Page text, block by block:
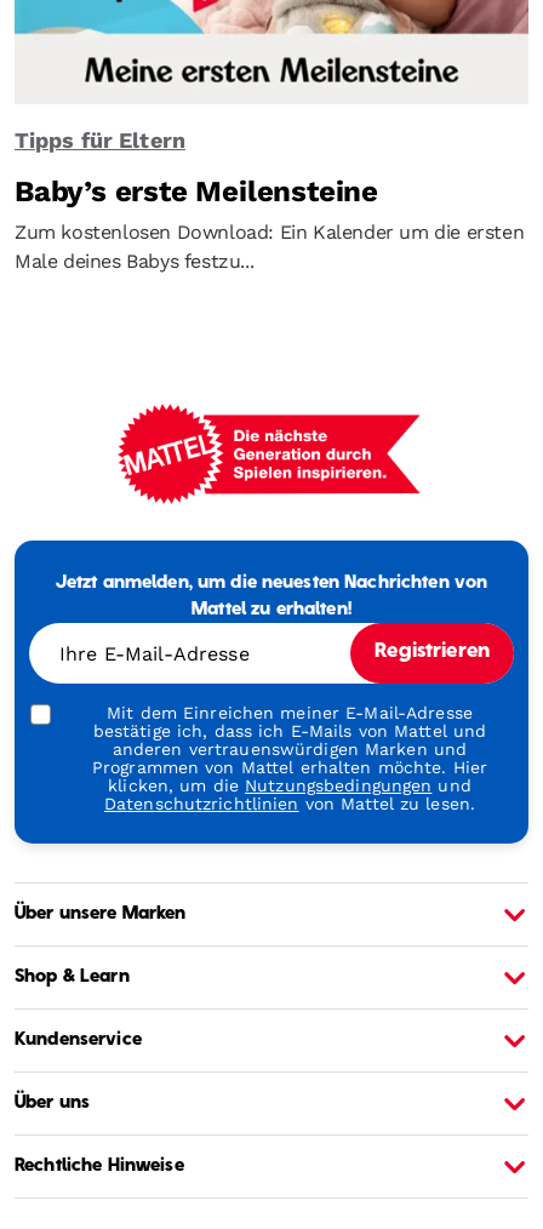
Tipps für Eltern
Baby’s erste Meilensteine
Zum kostenlosen Download: Ein Kalender um die ersten
Male deines Babys festzu...
-
Generations
Play
Jetzt anmelden, um die neuesten Nachrichten von
Mattel zu erhalten!
Ihre E-Mail-Adresse Registrieren
Mit dem Einreichen meiner E-Mail-Adresse
bestätige ich, dass ich E-Mails von Mattel und
anderen vertrauenswürdigen Marken und
Programmen von Mattel erhalten möchte. Hier
klicken, um die Nutzungsbedingungen und
Datenschutzrichtlinien von Mattel zu lesen.
Über unsere Marken
Shop & Learn
Kundenservice
Über uns
Rechtliche Hinweise